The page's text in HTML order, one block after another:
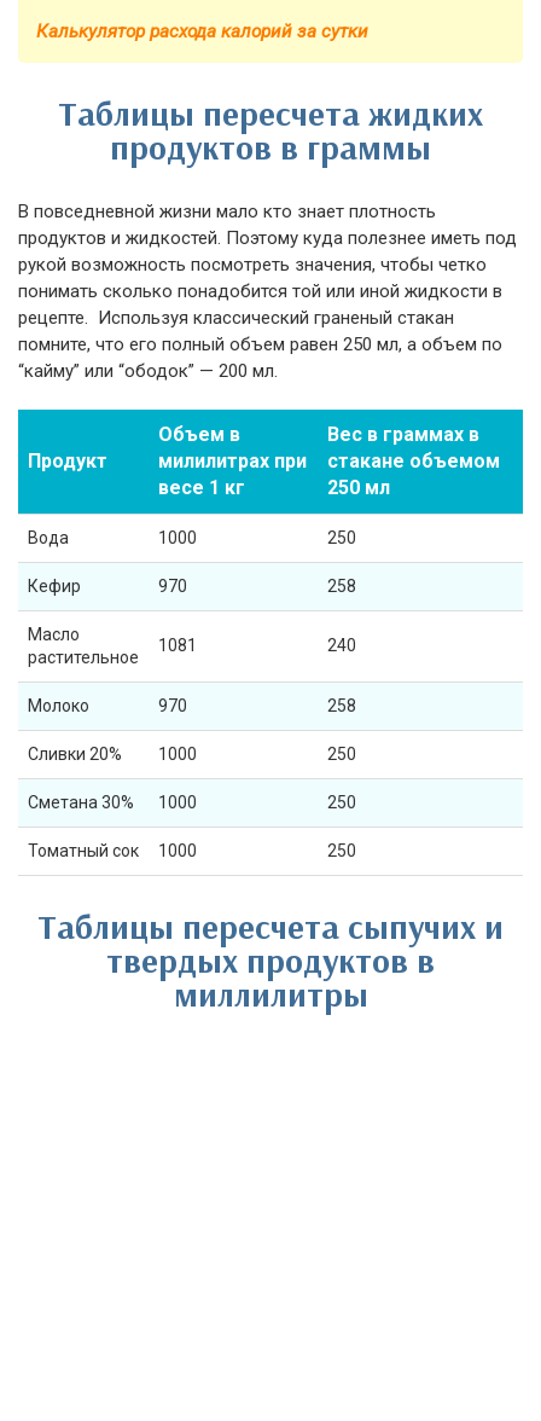
Калькулятор расхода калорий за сутки
Таблицы пересчета жидких
продуктов в граммы
В повседневной жизни мало кто знает плотность
продуктов и жидкостей. Поэтому куда полезнее иметь под
рукой возможность посмотреть значения, чтобы четко
понимать сколько понадобится той или иной жидкости в
рецепте. Используя классический граненый стакан
помните, что его полный объем равен 250 мл, а объем по
“кайму” или “ободок” — 200 мл.
Продукт
Объем в
милилитрах при
весе 1 кг
Вес в граммах в
стакане объемом
250 мл
Вода 1000 250
Кефир 970 258
Масло
растительное
1081 240
Молоко 970 258
Сливки 20% 1000 250
Сметана 30% 1000 250
Томатный сок 1000 250
Таблицы пересчета сыпучих и
твердых продуктов в
миллилитры